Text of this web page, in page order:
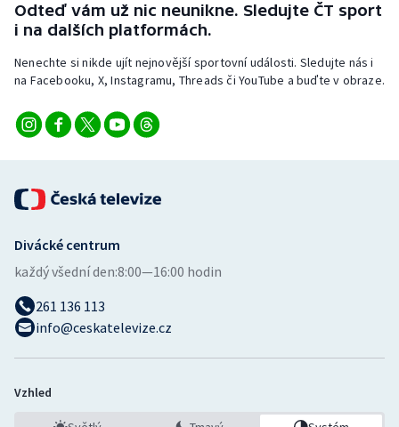
Stolní tenis
Triatlon
Veslování
Volejbal
Ostatní
Odteď vám už nic neunikne. Sledujte ČT sport
i na dalších platformách.
Nenechte si nikde ujít nejnovější sportovní události. Sledujte nás i
na Facebooku, X, Instagramu, Threads či YouTube a buďte v obraze.
Divácké centrum
každý všední den:8:00—16:00 hodin
261 136 113
info@ceskatelevize.cz
Vzhled